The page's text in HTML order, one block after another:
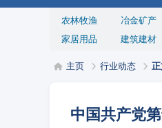
农林牧渔 冶金矿产
家居用品
建筑建材
主页 行业动态
中国共产党